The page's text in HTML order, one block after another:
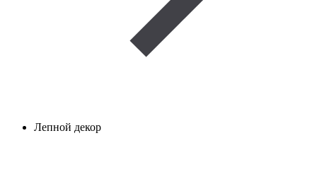
Лепной декор